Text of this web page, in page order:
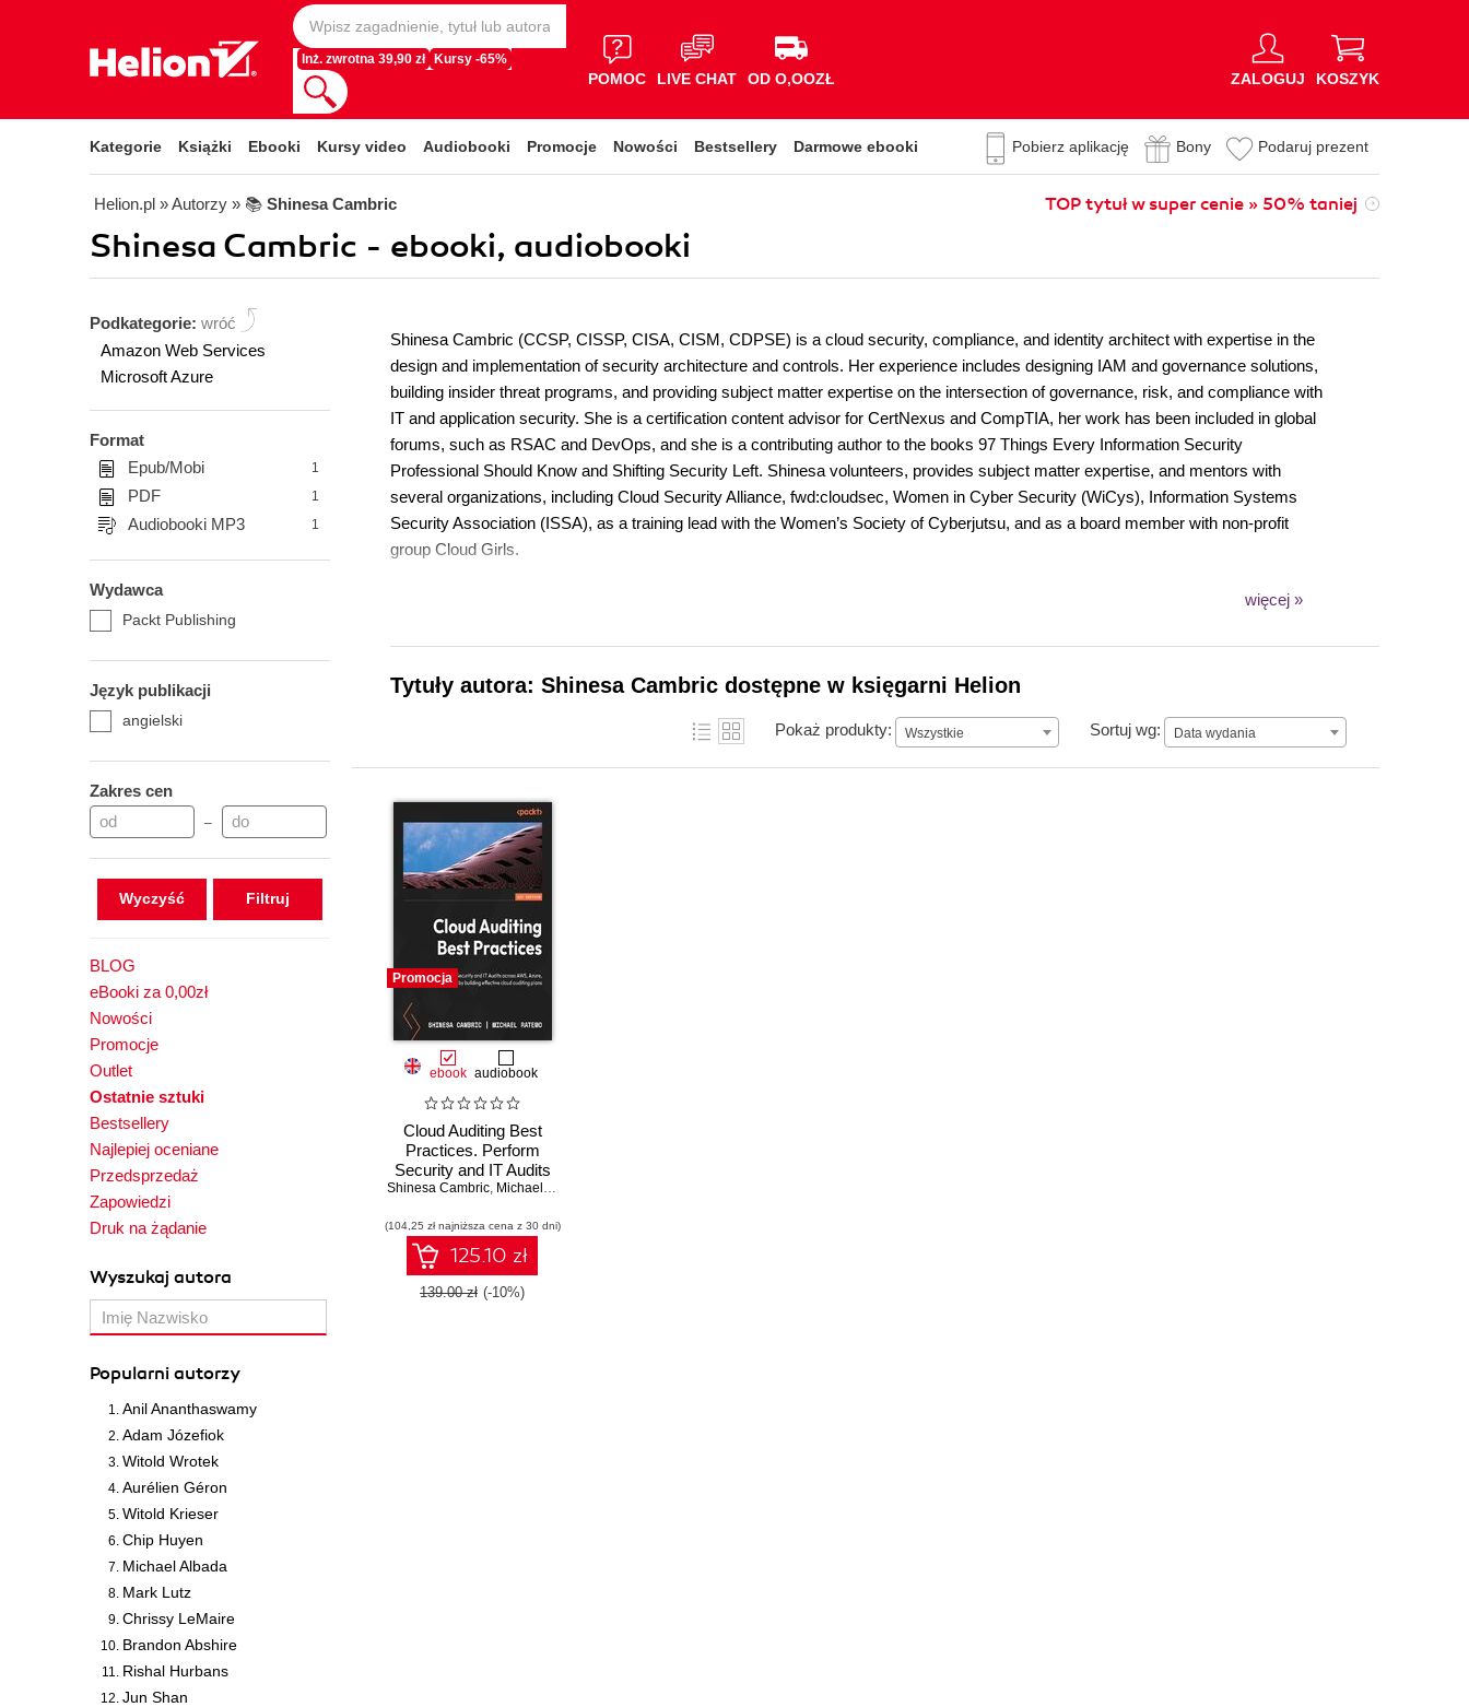
Inż. zwrotna 39,90 zł Kursy -65%
POMOC LIVE CHAT OD O,OOZŁ ZALOGUJ KOSZYK
Kategorie Książki Ebooki Kursy video Audiobooki Promocje Nowości Bestsellery Darmowe ebooki Pobierz aplikację Bony Podaruj prezent
Helion.pl » Autorzy » 📚 Shinesa Cambric TOP tytuł w super cenie » 50% taniej
Shinesa Cambric - ebooki, audiobooki
Podkategorie: wróć
Amazon Web Services
Microsoft Azure
Format
Epub/Mobi
1
PDF 1
Audiobooki MP3 1
Wydawca
Packt Publishing
Język publikacji
angielski
Zakres cen
–
Wyczyść
BLOG
eBooki za 0,00zł
Nowości
Promocje
Outlet
Ostatnie sztuki
Bestsellery
Najlepiej oceniane
Przedsprzedaż
Zapowiedzi
Druk na żądanie
Wyszukaj autora
Popularni autorzy
Anil Ananthaswamy
Adam Józefiok
Witold Wrotek
Aurélien Géron
Witold Krieser
Chip Huyen
Michael Albada
Mark Lutz
Chrissy LeMaire
Brandon Abshire
Rishal Hurbans
Jun Shan
Shinesa Cambric (CCSP, CISSP, CISA, CISM, CDPSE) is a cloud security, compliance, and identity architect with expertise in the
design and implementation of security architecture and controls. Her experience includes designing IAM and governance solutions,
building insider threat programs, and providing subject matter expertise on the intersection of governance, risk, and compliance with
IT and application security. She is a certification content advisor for CertNexus and CompTIA, her work has been included in global
forums, such as RSAC and DevOps, and she is a contributing author to the books 97 Things Every Information Security
Professional Should Know and Shifting Security Left. Shinesa volunteers, provides subject matter expertise, and mentors with
several organizations, including Cloud Security Alliance, fwd:cloudsec, Women in Cyber Security (WiCys), Information Systems
Security Association (ISSA), as a training lead with the Women’s Society of Cyberjutsu, and as a board member with non-profit
group Cloud Girls.
więcej »
Tytuły autora: Shinesa Cambric dostępne w księgarni Helion
Pokaż produkty: Wszystkie Sortuj wg: Data wydania
Data wydania
Promocja
ebook audiobook
Cloud Auditing Best
Practices. Perform
Security and IT Audits
across AWS, Azure,
effective cloud auditing
plans
Shinesa Cambric, Michael Ratemo
(104,25 zł najniższa cena z 30 dni)
125.10 zł
139.00 zł (-10%)